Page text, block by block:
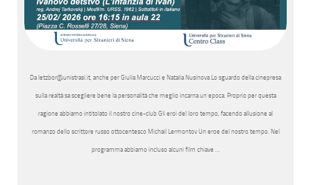
Da letzbor@unistrasi.it, anche per Giulia Marcucci e Natalia Nusinova Lo sguardo della cinepresa
sulla realtà sa scegliere bene la personalità che meglio incarna un’epoca. Proprio per questa
ragione abbiamo intitolato il nostro cine-club Gli eroi del loro tempo, facendo allusione al
romanzo dello scrittore russo ottocentesco Michail Lermontov Un eroe del nostro tempo. Nel
programma abbiamo incluso alcuni film chiave …